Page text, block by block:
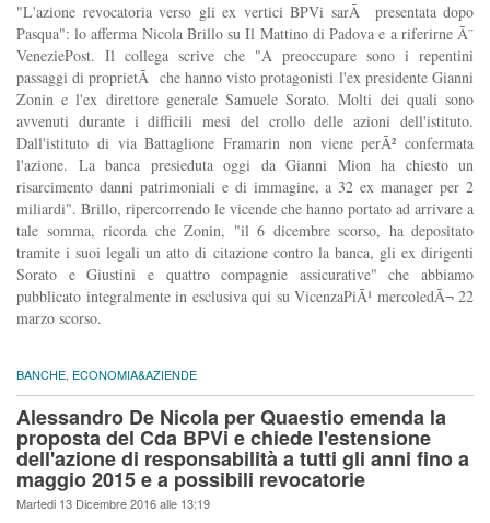
"L'azione revocatoria verso gli ex vertici BPVi sarÃ presentata dopo
Pasqua": lo afferma Nicola Brillo su Il Mattino di Padova e a riferirne Ã¨
VeneziePost. Il collega scrive che "A preoccupare sono i repentini
passaggi di proprietÃ che hanno visto protagonisti l'ex presidente Gianni
Zonin e l'ex direttore generale Samuele Sorato. Molti dei quali sono
avvenuti durante i difficili mesi del crollo delle azioni dell'istituto.
Dall'istituto di via Battaglione Framarin non viene perÃ² confermata
l'azione. La banca presieduta oggi da Gianni Mion ha chiesto un
risarcimento danni patrimoniali e di immagine, a 32 ex manager per 2
miliardi". Brillo, ripercorrendo le vicende che hanno portato ad arrivare a
tale somma, ricorda che Zonin, "il 6 dicembre scorso, ha depositato
tramite i suoi legali un atto di citazione contro la banca, gli ex dirigenti
Sorato e Giustini e quattro compagnie assicurative" che abbiamo
pubblicato integralmente in esclusiva qui su VicenzaPiÃ¹ mercoledÃ¬ 22
marzo scorso.
BANCHE, ECONOMIA&AZIENDE
Alessandro De Nicola per Quaestio emenda la
proposta del Cda BPVi e chiede l'estensione
dell'azione di responsabilità a tutti gli anni fino a
maggio 2015 e a possibili revocatorie
Martedi 13 Dicembre 2016 alle 13:19